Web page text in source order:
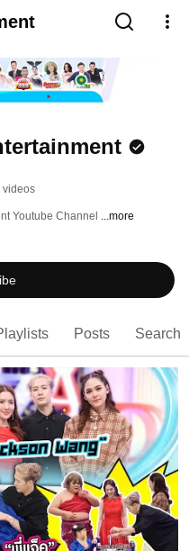
videos
Youtube Channel ...more
Posts Search